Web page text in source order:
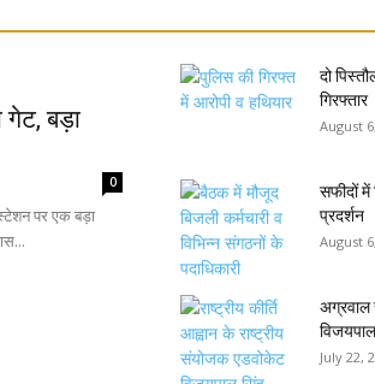
गेट, बड़ा
0
पर एक बड़ा
दो
गिरफ्तार
August
सफीदों में
प्रदर्शन
August
July 22,